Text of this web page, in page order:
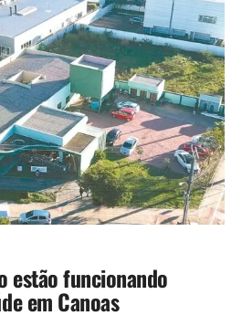
estão funcionando
em Canoas